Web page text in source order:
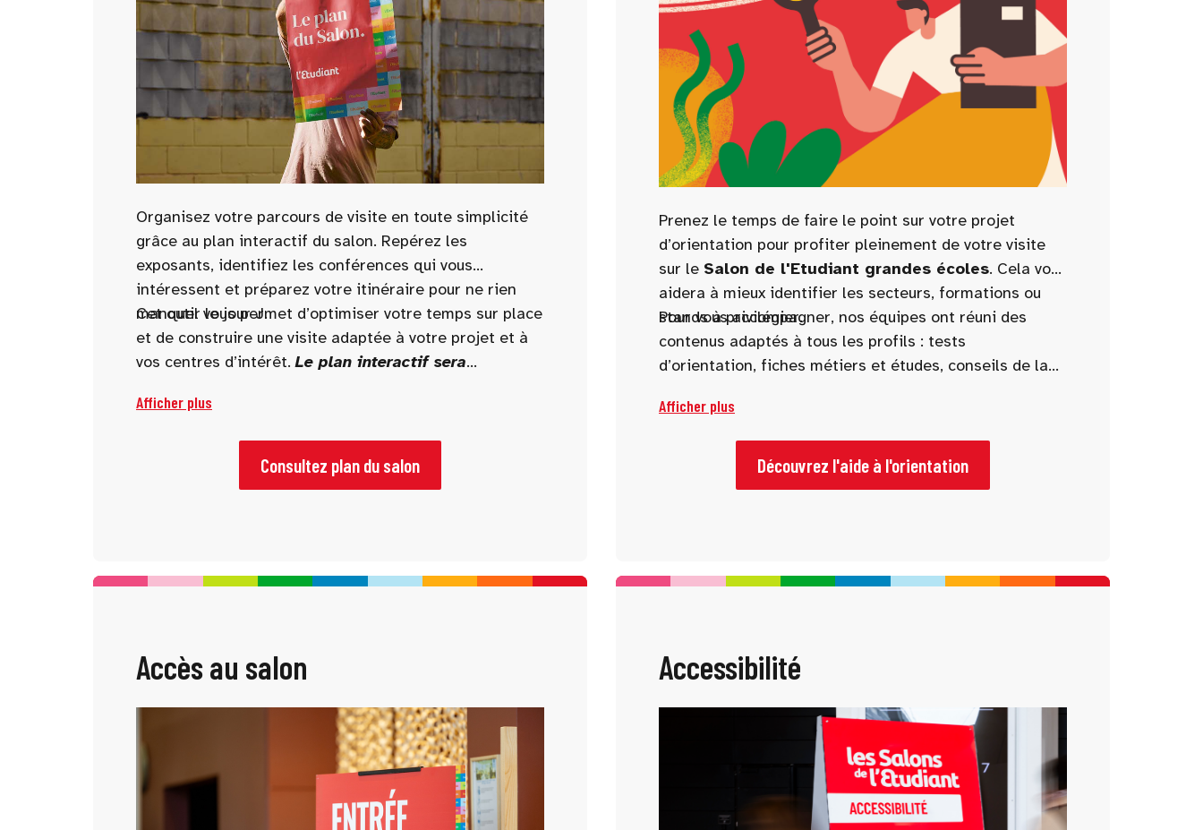
Organisez votre parcours de visite en toute simplicité
grâce au plan interactif du salon. Repérez les
exposants, identifiez les conférences qui vous
intéressent et préparez votre itinéraire pour ne rien
manquer le jour J.
Cet outil vous permet d’optimiser votre temps sur place
et de construire une visite adaptée à votre projet et à
vos centres d’intérêt.Le plan interactif sera
Afficher plus
Consultez plan du salon
Prenez le temps de faire le point sur votre projet
d’orientation pour profiter pleinement de votre visite
sur le Salon de l'Etudiant grandes écoles. Cela vous
aidera à mieux identifier les secteurs, formations ou
stands à privilégier.
Pour vous accompagner, nos équipes ont réuni des
contenus adaptés à tous les profils : tests
d’orientation, fiches métiers et études, conseils de la
Afficher plus
Découvrez l'aide à l'orientation
Accès au salon Accessibilité